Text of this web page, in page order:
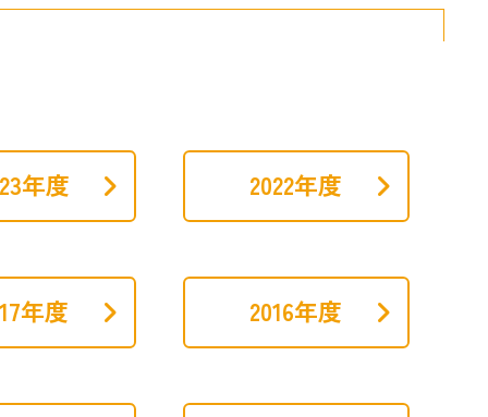
年度 2022年度
年度 2016年度